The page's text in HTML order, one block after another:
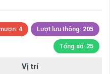
Lượt lưu thông: 205
4
Tổng số: 25
Vị trí